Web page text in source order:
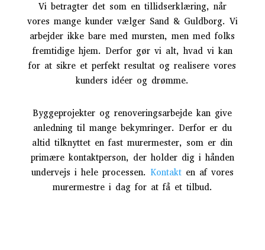
Vi betragter det som en tillidserklæring, når
vores mange kunder vælger Sand & Guldborg. Vi
arbejder ikke bare med mursten, men med folks
fremtidige hjem. Derfor gør vi alt, hvad vi kan
for at sikre et perfekt resultat og realisere vores
kunders idéer og drømme.
Byggeprojekter og renoveringsarbejde kan give
anledning til mange bekymringer. Derfor er du
altid tilknyttet en fast murermester, som er din
primære kontaktperson, der holder dig i hånden
undervejs i hele processen. Kontakt en af vores
murermestre i dag for at få et tilbud.